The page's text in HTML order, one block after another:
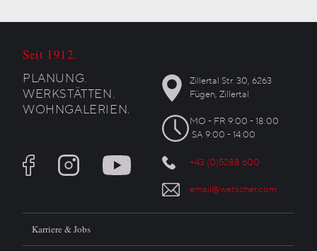
Seit 1912.
PLANUNG.
WERKSTÄTTEN.
WOHNGALERIEN.
Zillertal Str. 30, 6263
Fügen, Zillertal
MO - FR 9:00 - 18:00
SA 9:00 - 14:00
+43 (0)5288 600
email@wetscher.com
Karriere & Jobs